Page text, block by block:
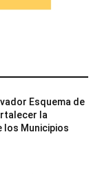
Esquema de
la
los Municipios